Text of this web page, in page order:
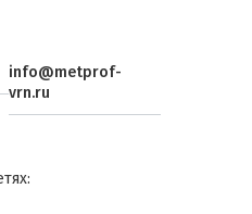
info@metprof-
vrn.ru